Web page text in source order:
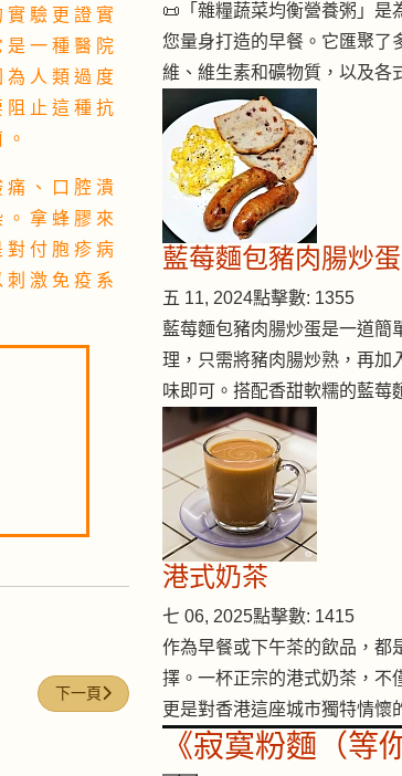
實 驗 更 證 實
是 一 種 醫 院
為 人 類 過 度
阻 止 這 種 抗
痛 、 口 腔 潰
。 拿 蜂 膠 來
對 付 胞 疹 病
刺 激 免 疫 系
下一篇文章: 豆芽(Beansprouts)
下一頁
📜「雜糧蔬菜均衡營養粥」是
您量身打造的早餐。它匯聚了
維、維生素和礦物質，以及各
藍莓麵包豬肉腸炒蛋
五 11, 2024點擊數: 1355
藍莓麵包豬肉腸炒蛋是一道簡
理，只需將豬肉腸炒熟，再加
味即可。搭配香甜軟糯的藍
港式奶茶
七 06, 2025點擊數: 1415
作為早餐或下午茶的飲品，都
擇。一杯正宗的港式奶茶，不
更是對香港這座城市獨特情懷
《寂寞粉麵（等